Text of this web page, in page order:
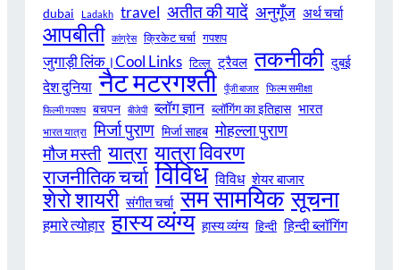
dubai Ladakh travel अतीत की यादें अनुगूँज अर्थ चर्चा
आपबीती कांग्रेस क्रिकेट चर्चा गपशप
जुगाड़ी लिंक।Cool Links टिल्लू ट्रैवल तकनीकी दुबई
देश दुनिया नैट मटरगश्ती पूँजी बाजार फिल्म समीक्षा
फिल्मी गपशप बचपन बीजेपी ब्लॉग ज्ञान ब्लॉगिंग का इतिहास भारत
भारत यात्रा मिर्जा पुराण मिर्जा साहब मोहल्ला पुराण
मौज मस्ती यात्रा यात्रा विवरण
राजनीतिक चर्चा विविध विविध शेयर बाजार
शेरो शायरी संगीत चर्चा सम सामयिक सूचना
हमारे त्योहार हास्य व्यंग्य हास्य व्यंग्य हिन्दी हिन्दी ब्लॉगिंग